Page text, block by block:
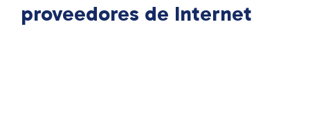
proveedores de Internet